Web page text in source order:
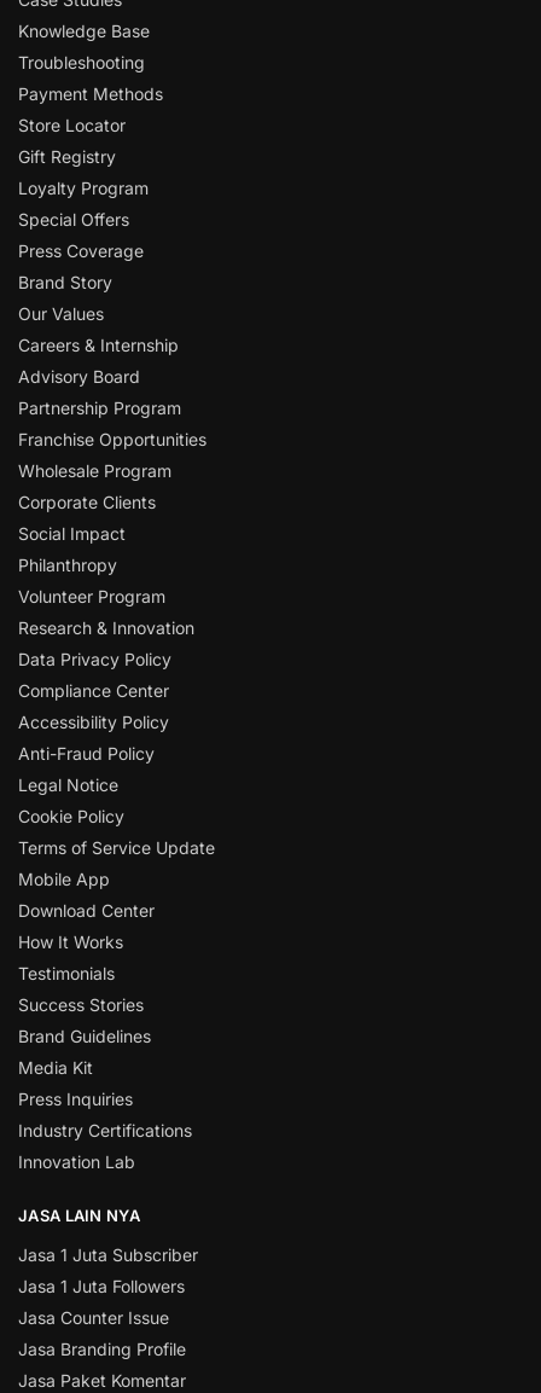
Knowledge Base
Troubleshooting
Payment Methods
Store Locator
Gift Registry
Loyalty Program
Special Offers
Press Coverage
Brand Story
Our Values
Careers & Internship
Advisory Board
Partnership Program
Franchise Opportunities
Wholesale Program
Corporate Clients
Social Impact
Philanthropy
Volunteer Program
Research & Innovation
Data Privacy Policy
Compliance Center
Accessibility Policy
Anti-Fraud Policy
Legal Notice
Cookie Policy
Terms of Service Update
Mobile App
Download Center
How It Works
Testimonials
Success Stories
Brand Guidelines
Media Kit
Press Inquiries
Industry Certifications
Innovation Lab
JASA LAIN NYA
Jasa 1 Juta Subscriber
Jasa 1 Juta Followers
Jasa Counter Issue
Jasa Branding Profile
Jasa Paket Komentar